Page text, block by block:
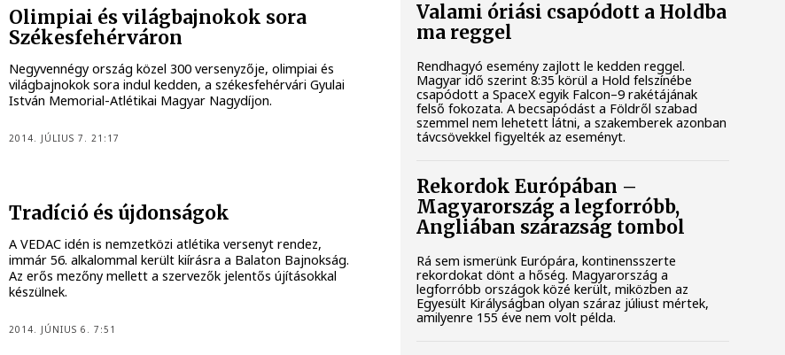
Olimpiai és világbajnokok sora
Székesfehérváron
Negyvennégy ország közel 300 versenyzője, olimpiai és
világbajnokok sora indul kedden, a székesfehérvári Gyulai
István Memorial-Atlétikai Magyar Nagydíjon.
2014. JÚLIUS 7. 21:17
Tradíció és újdonságok
A VEDAC idén is nemzetközi atlétika versenyt rendez,
immár 56. alkalommal került kiírásra a Balaton Bajnokság.
Az erős mezőny mellett a szervezők jelentős újításokkal
készülnek.
2014. JÚNIUS 6. 7:51
Valami óriási csapódott a Holdba
ma reggel
Rendhagyó esemény zajlott le kedden reggel.
Magyar idő szerint 8:35 körül a Hold felszínébe
csapódott a SpaceX egyik Falcon–9 rakétájának
felső fokozata. A becsapódást a Földről szabad
szemmel nem lehetett látni, a szakemberek azonban
távcsövekkel figyelték az eseményt.
Rekordok Európában –
Magyarország a legforróbb,
Angliában szárazság tombol
Rá sem ismerünk Európára, kontinensszerte
rekordokat dönt a hőség. Magyarország a
legforróbb országok közé került, miközben az
Egyesült Királyságban olyan száraz júliust mértek,
amilyenre 155 éve nem volt példa.